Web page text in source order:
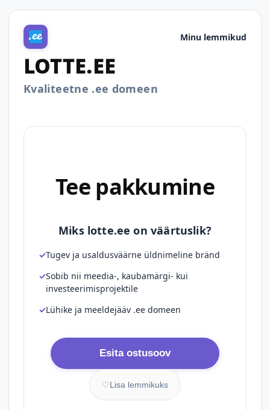
Minu lemmikud
LOTTE.EE
Kvaliteetne .ee domeen
Tee pakkumine
Miks lotte.ee on väärtuslik?
Tugev ja usaldusväärne üldnimeline bränd
Sobib nii meedia-, kaubamärgi- kui
investeerimisprojektile
Lühike ja meeldejääv .ee domeen
Esita ostusoov
♡Lisa lemmikuks